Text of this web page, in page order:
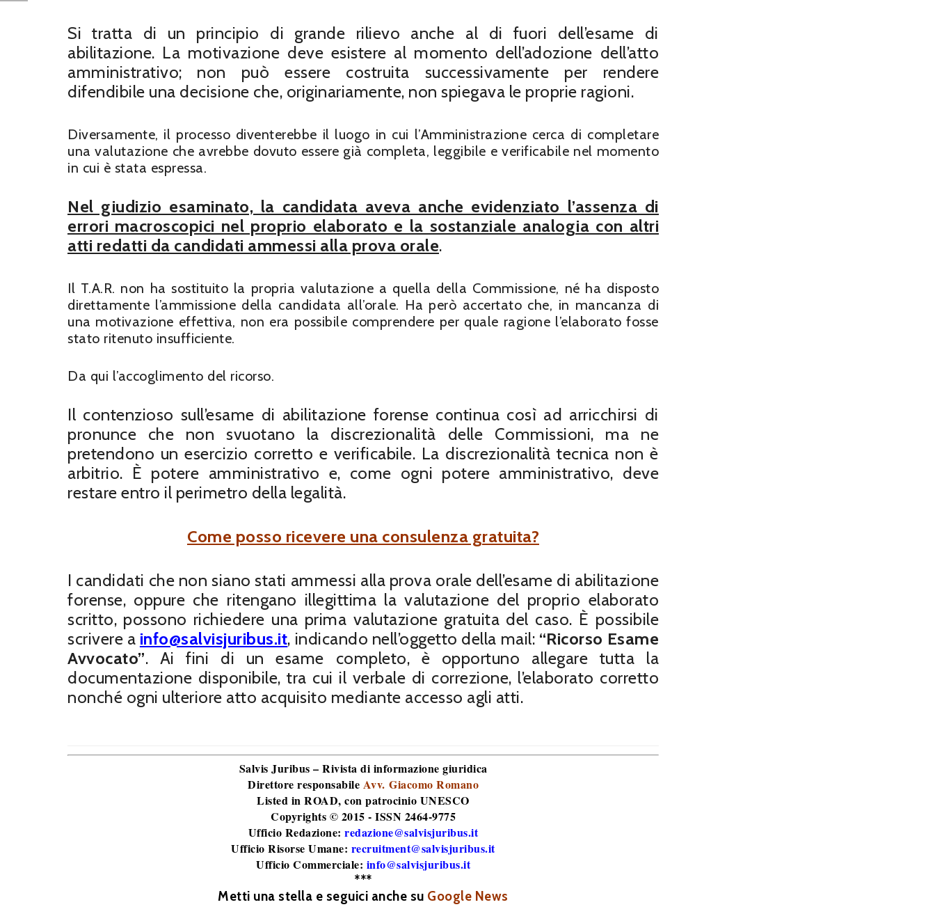
Si tratta di un principio di grande rilievo anche al di fuori dell’esame di
abilitazione. La motivazione deve esistere al momento dell’adozione dell’atto
amministrativo; non può essere costruita successivamente per rendere
difendibile una decisione che, originariamente, non spiegava le proprie ragioni.
Diversamente, il processo diventerebbe il luogo in cui l’Amministrazione cerca di completare
una valutazione che avrebbe dovuto essere già completa, leggibile e verificabile nel momento
in cui è stata espressa.
Nel giudizio esaminato, la candidata aveva anche evidenziato l’assenza di
errori macroscopici nel proprio elaborato e la sostanziale analogia con altri
atti redatti da candidati ammessi alla prova orale.
Il T.A.R. non ha sostituito la propria valutazione a quella della Commissione, né ha disposto
direttamente l’ammissione della candidata all’orale. Ha però accertato che, in mancanza di
una motivazione effettiva, non era possibile comprendere per quale ragione l’elaborato fosse
stato ritenuto insufficiente.
Da qui l’accoglimento del ricorso.
Il contenzioso sull’esame di abilitazione forense continua così ad arricchirsi di
pronunce che non svuotano la discrezionalità delle Commissioni, ma ne
pretendono un esercizio corretto e verificabile. La discrezionalità tecnica non è
arbitrio. È potere amministrativo e, come ogni potere amministrativo, deve
restare entro il perimetro della legalità.
Come posso ricevere una consulenza gratuita?
I candidati che non siano stati ammessi alla prova orale dell’esame di abilitazione
forense, oppure che ritengano illegittima la valutazione del proprio elaborato
scritto, possono richiedere una prima valutazione gratuita del caso. È possibile
scrivere a info@salvisjuribus.it, indicando nell’oggetto della mail: “Ricorso Esame
Avvocato”. Ai fini di un esame completo, è opportuno allegare tutta la
documentazione disponibile, tra cui il verbale di correzione, l’elaborato corretto
nonché ogni ulteriore atto acquisito mediante accesso agli atti.
Salvis Juribus – Rivista di informazione giuridica
Direttore responsabile Avv. Giacomo Romano
Listed in ROAD, con patrocinio UNESCO
Copyrights © 2015 - ISSN 2464-9775
Ufficio Redazione: redazione@salvisjuribus.it
Ufficio Risorse Umane: recruitment@salvisjuribus.it
Ufficio Commerciale: info@salvisjuribus.it
***
Metti una stella e seguici anche su Google News